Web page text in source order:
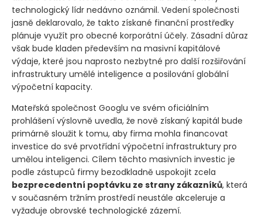
technologický lídr nedávno oznámil. Vedení společnosti
jasně deklarovalo, že takto získané finanční prostředky
plánuje využít pro obecné korporátní účely. Zásadní důraz
však bude kladen především na masivní kapitálové
výdaje, které jsou naprosto nezbytné pro další rozšiřování
infrastruktury umělé inteligence a posilování globální
výpočetní kapacity.
Mateřská společnost Googlu ve svém oficiálním
prohlášení výslovně uvedla, že nově získaný kapitál bude
primárně sloužit k tomu, aby firma mohla financovat
investice do své prvotřídní výpočetní infrastruktury pro
umělou inteligenci. Cílem těchto masivních investic je
podle zástupců firmy bezodkladně uspokojit zcela
bezprecedentní poptávku ze strany zákazníků, která
v současném tržním prostředí neustále akceleruje a
vyžaduje obrovské technologické zázemí.